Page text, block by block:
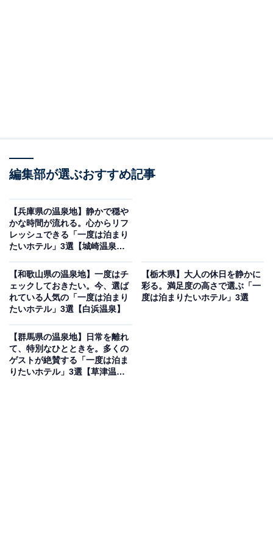
鳥羽ビューホテル 花真珠（画像：「鳥羽ビューホテル 花真珠」公式Webサ
イトより）
「鳥羽ビューホテル 花真珠」は、鳥羽湾を見下ろす高台
す。温泉は、大浴場「水軍の湯」「美麗の湯」のほか、
開放感あふれる露天風呂「遊湯」で名湯・榊原温泉の湯
を楽しめます。食事は伊勢志摩の旬を凝縮した献立が自
編集部が選ぶおすすめ記事
【兵庫県の温泉地】静かで穏や
かな時間が流れる。心からリフ
レッシュできる「一度は泊まり
たいホテル」3選【城崎温泉・
【和歌山県の温泉地】一度はチ
ェックしておきたい。今、選ば
れている人気の「一度は泊まり
たいホテル」3選【白浜温泉】
【栃木県】大人の休日を静かに
彩る。満足度の高さで選ぶ「一
度は泊まりたいホテル」3選
【群馬県の温泉地】日常を離れ
て、特別なひとときを。多くの
ゲストが絶賛する「一度は泊ま
りたいホテル」3選【草津温